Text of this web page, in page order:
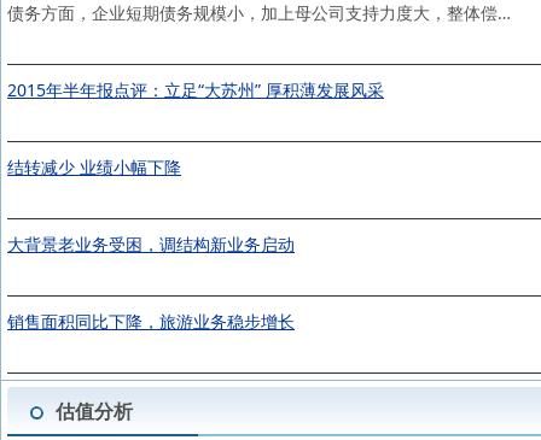
债务方面，企业短期债务规模小，加上母公司支持力度大，整体偿…
2015年半年报点评：立足“大苏州” 厚积薄发展风采
结转减少 业绩小幅下降
大背景老业务受困，调结构新业务启动
销售面积同比下降，旅游业务稳步增长
估值分析